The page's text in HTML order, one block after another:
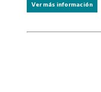
Ver más información